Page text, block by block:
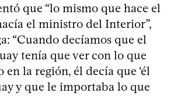
que “lo mismo que hace el
el ministro del Interior”,
“Cuando decíamos que el
tenía que ver con lo que
en la región, él decía que ‘él
y que le importaba lo que